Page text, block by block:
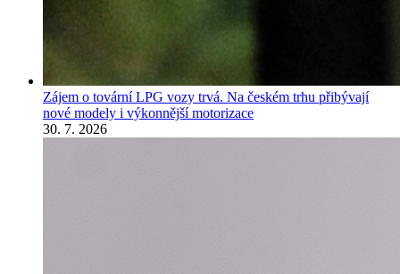
Zájem o tovární LPG vozy trvá. Na českém trhu přibývají
nové modely i výkonnější motorizace
30. 7. 2026